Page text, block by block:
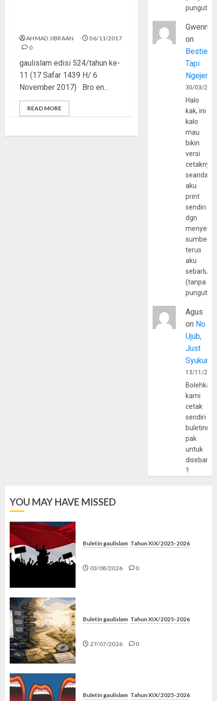
AHMAD JIBRAAN
06/11/2017
0
gaulislam edisi 524/tahun ke-
11 (17 Safar 1439 H/ 6
November 2017) Bro en...
READ MORE
Gwenny
on
Bestie
Tapi
30/03/
Halo
kak, ini
kalo
mau
bikin
versi
cetaknya
aku
print
sendiri
dgn
sumber
terus
aku
(tanpa
Agus
on No
Ujub,
Just
Syukur
13/11/
Bolehkah
kami
cetak
sendiri
pak
untuk
?
YOU MAY HAVE MISSED
Buletin gaulislam Tahun XIX/2025-2026
03/08/2026 0
Buletin gaulislam Tahun XIX/2025-2026
27/07/2026 0
Buletin gaulislam Tahun XIX/2025-2026